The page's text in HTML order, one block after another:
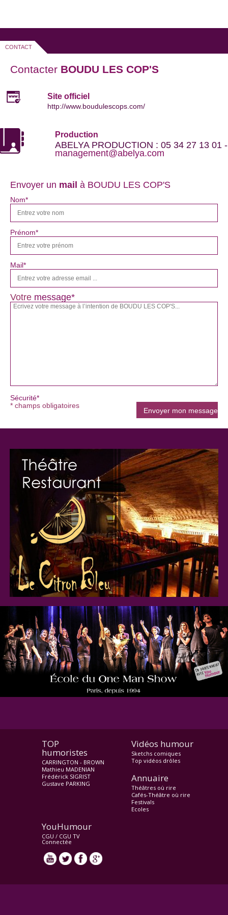
CONTACT
Contacter BOUDU LES COP'S
Site officiel
http://www.boudulescops.com/
Production
ABELYA PRODUCTION : 05 34 27 13 01 -
management@abelya.com
Envoyer un mail à BOUDU LES COP'S
Nom*
Prénom*
Mail*
Votre message*
Sécurité*
* champs obligatoires
TOP
humoristes
CARRINGTON - BROWN
Mathieu MADENIAN
Frédérick SIGRIST
Gustave PARKING
Vidéos humour
Sketchs comiques
Top vidéos drôles
Annuaire
Théâtres où rire
Cafés-Théâtre où rire
Festivals
Ecoles
YouHumour
CGU / CGU TV
Connectée